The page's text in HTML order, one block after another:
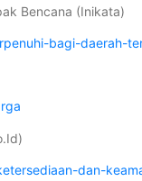
Bencana (Inikata)
bagi-daerah-
dan-